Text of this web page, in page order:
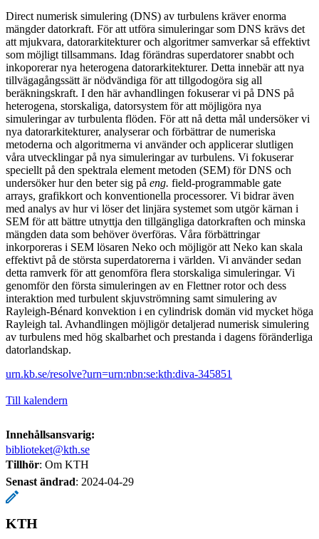
Direct numerisk simulering (DNS) av turbulens kräver enorma
mängder datorkraft. För att utföra simuleringar som DNS krävs det
att mjukvara, datorarkitekturer och algoritmer samverkar så effektivt
som möjligt tillsammans. Idag förändras superdatorer snabbt och
inkoporerar nya heterogena datorarkitekturer. Detta innebär att nya
tillvägagångssätt är nödvändiga för att tillgodogöra sig all
beräkningskraft. I den här avhandlingen fokuserar vi på DNS på
heterogena, storskaliga, datorsystem för att möjligöra nya
simuleringar av turbulenta flöden. För att nå detta mål undersöker vi
nya datorarkitekturer, analyserar och förbättrar de numeriska
metoderna och algoritmerna vi använder och applicerar slutligen
våra utvecklingar på nya simuleringar av turbulens. Vi fokuserar
speciellt på den spektrala element metoden (SEM) för DNS och
undersöker hur den beter sig på eng. field-programmable gate
arrays, grafikkort och konventionella processorer. Vi bidrar även
med analys av hur vi löser det linjära systemet som utgör kärnan i
SEM för att bättre utnyttja den tillgängliga datorkraften och minska
mängden data som behöver överföras. Våra förbättringar
inkorporeras i SEM lösaren Neko och möjligör att Neko kan skala
effektivt på de största superdatorerna i världen. Vi använder sedan
detta ramverk för att genomföra flera storskaliga simuleringar. Vi
genomför den första simuleringen av en Flettner rotor och dess
interaktion med turbulent skjuvströmning samt simulering av
Rayleigh-Bénard konvektion i en cylindrisk domän vid mycket höga
Rayleigh tal. Avhandlingen möjligör detaljerad numerisk simulering
av turbulens med hög skalbarhet och prestanda i dagens föränderliga
datorlandskap.
urn.kb.se/resolve?urn=urn:nbn:se:kth:diva-345851
Till kalendern
Innehållsansvarig:
biblioteket@kth.se
Tillhör: Om KTH
Senast ändrad: 2024-04-29
KTH